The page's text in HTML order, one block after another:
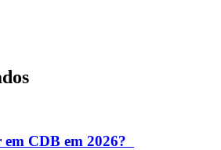
CDB em 2026?